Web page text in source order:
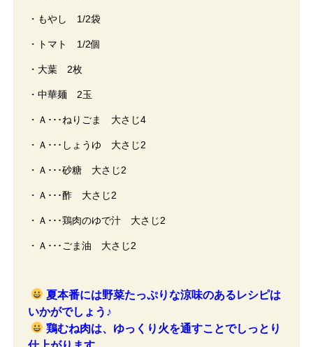
・もやし 1/2袋
・トマト 1/2個
・大葉 2枚
・中華麺 2玉
・Ａ･･･ねりごま 大さじ4
・Ａ･･･しょうゆ 大さじ2
・Ａ･･･砂糖 大さじ2
・Ａ･･･酢 大さじ2
・Ａ･･･鶏肉のゆで汁 大さじ2
・Ａ･･･ごま油 大さじ2
夏本番には野菜たっぷりな涼味のあるレシピは
いかがでしょう♪
鶏むね肉は、ゆっくり火を通すことでしっとり